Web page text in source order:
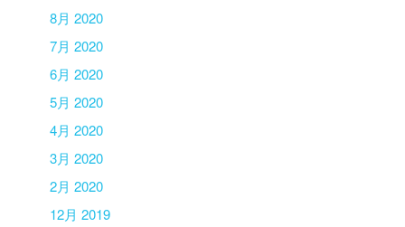
8月 2020
7月 2020
6月 2020
5月 2020
4月 2020
3月 2020
2月 2020
12月 2019